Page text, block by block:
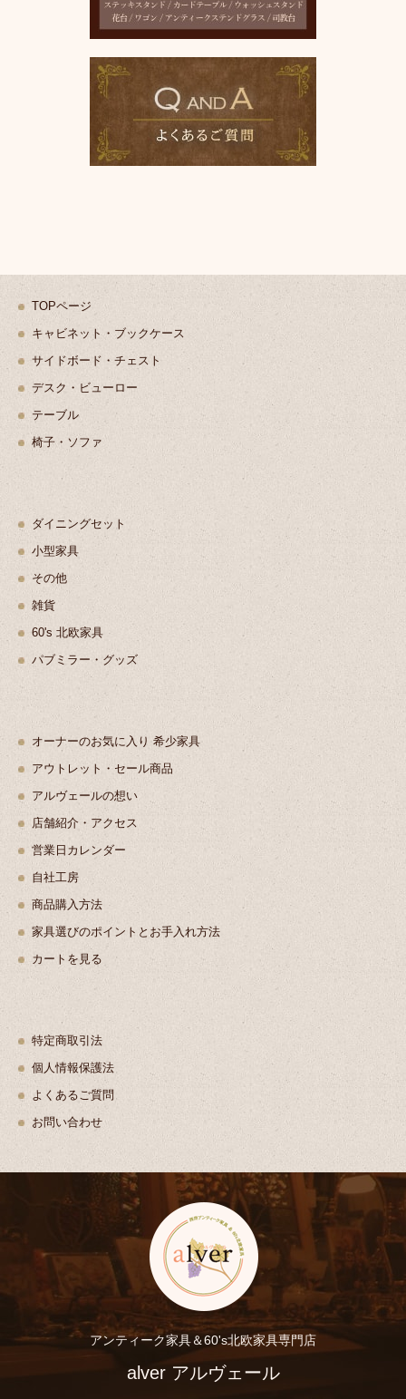
TOPページ
キャビネット・ブックケース
サイドボード・チェスト
デスク・ビューロー
テーブル
椅子・ソファ
ダイニングセット
小型家具
その他
雑貨
60's 北欧家具
パブミラー・グッズ
オーナーのお気に入り 希少家具
アウトレット・セール商品
アルヴェールの想い
店舗紹介・アクセス
営業日カレンダー
自社工房
商品購入方法
家具選びのポイントとお手入れ方法
カートを見る
特定商取引法
個人情報保護法
よくあるご質問
お問い合わせ
アンティーク家具＆60's北欧家具専門店
alver アルヴェール